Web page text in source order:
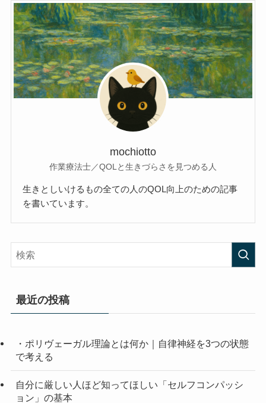
mochiotto
作業療法士／QOLと生きづらさを見つめる人
生きとしいけるもの全ての人のQOL向上のための記事
を書いています。
最近の投稿
・ポリヴェーガル理論とは何か｜自律神経を3つの状態
で考える
自分に厳しい人ほど知ってほしい「セルフコンパッシ
ョン」の基本